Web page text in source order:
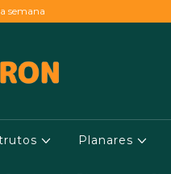
semana
Planares